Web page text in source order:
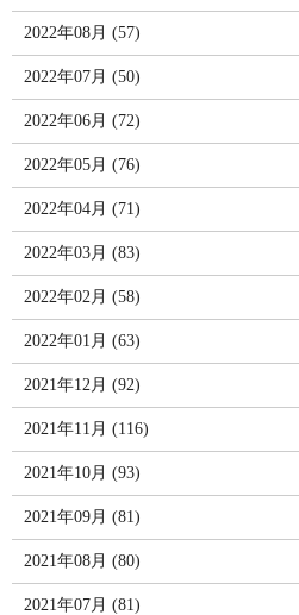
2022年08月 (57)
2022年07月 (50)
2022年06月 (72)
2022年05月 (76)
2022年04月 (71)
2022年03月 (83)
2022年02月 (58)
2022年01月 (63)
2021年12月 (92)
2021年11月 (116)
2021年10月 (93)
2021年09月 (81)
2021年08月 (80)
2021年07月 (81)